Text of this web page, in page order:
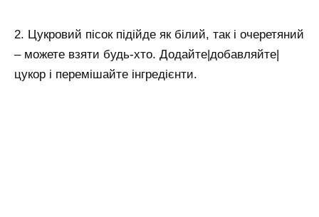
2. Цукровий пісок підійде як білий, так і очеретяний
– можете взяти будь-хто. Додайте|добавляйте|
цукор і перемішайте інгредієнти.